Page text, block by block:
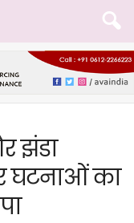
झंडा
घटनाओं का